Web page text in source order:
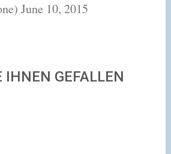
June 10, 2015
IHNEN GEFALLEN